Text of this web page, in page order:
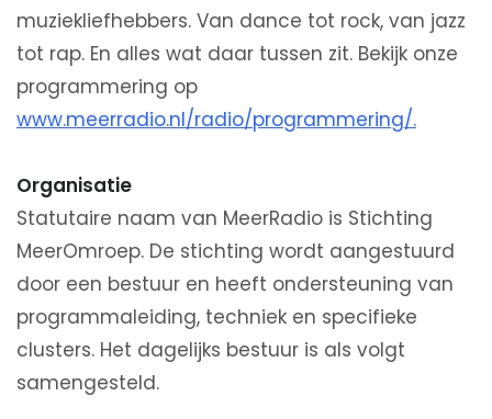
muziekliefhebbers. Van dance tot rock, van jazz
tot rap. En alles wat daar tussen zit. Bekijk onze
programmering op
www.meerradio.nl/radio/programmering/.
Organisatie
Statutaire naam van MeerRadio is Stichting
MeerOmroep. De stichting wordt aangestuurd
door een bestuur en heeft ondersteuning van
programmaleiding, techniek en specifieke
clusters. Het dagelijks bestuur is als volgt
samengesteld.